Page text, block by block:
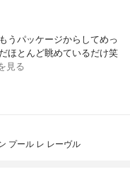
うパッケージからしてめっ
ほとんど眺めているだけ笑
見る
プール レ レーヴル